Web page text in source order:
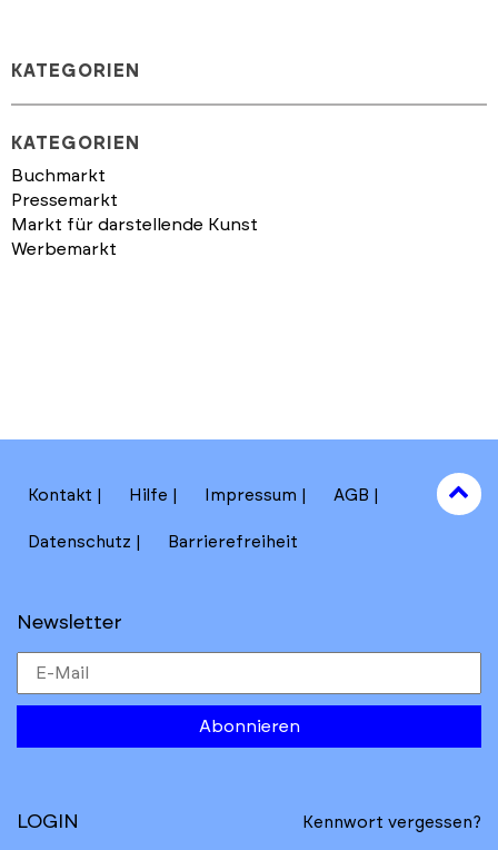
KATEGORIEN
KATEGORIEN
Buchmarkt
Pressemarkt
Markt für darstellende Kunst
Werbemarkt
Kontakt Hilfe Impressum AGB
Datenschutz Barrierefreiheit
Newsletter
Abonnieren
to
top
LOGIN Kennwort vergessen?